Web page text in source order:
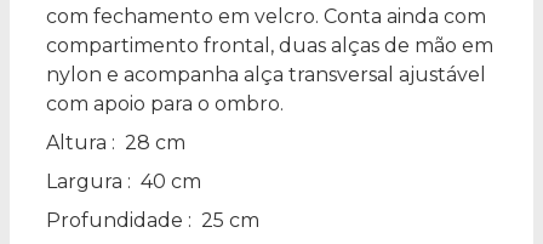
com fechamento em velcro. Conta ainda com
compartimento frontal, duas alças de mão em
nylon e acompanha alça transversal ajustável
com apoio para o ombro.
Altura : 28 cm
Largura : 40 cm
Profundidade : 25 cm